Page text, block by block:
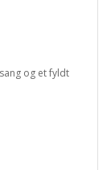
og et fyldt